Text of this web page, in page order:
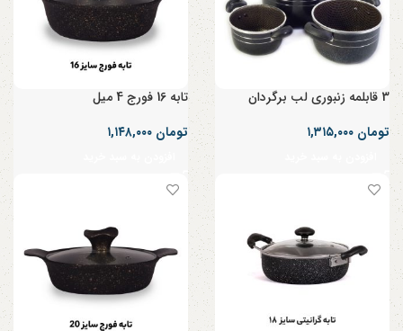
3 قابلمه زنبوری لب برگردان
تومان
تابه 16 فورج 4 میل
تومان